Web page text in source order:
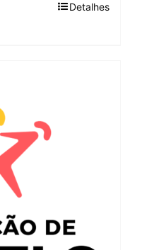
Detalhes